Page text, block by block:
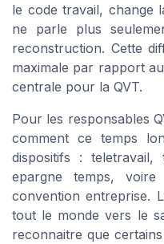
le code travail, change
ne parle plus
reconstruction. Cette
maximale par rapport
centrale pour la QVT.
Pour les responsables
comment ce temps
dispositifs : teletravail,
epargne temps, voire
convention entreprise.
tout le monde vers le
reconnaitre que